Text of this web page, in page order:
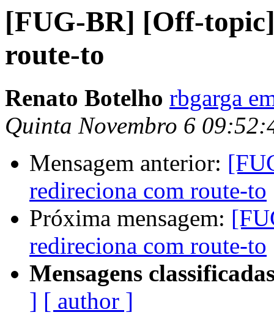
[FUG-BR] [Off-
route-to
Renato Botelho rbgarga
Quinta Novembro 6
Mensagem anterior:
redireciona com route-to
Próxima mensagem:
redireciona com route-to
Mensagens
] [ author ]